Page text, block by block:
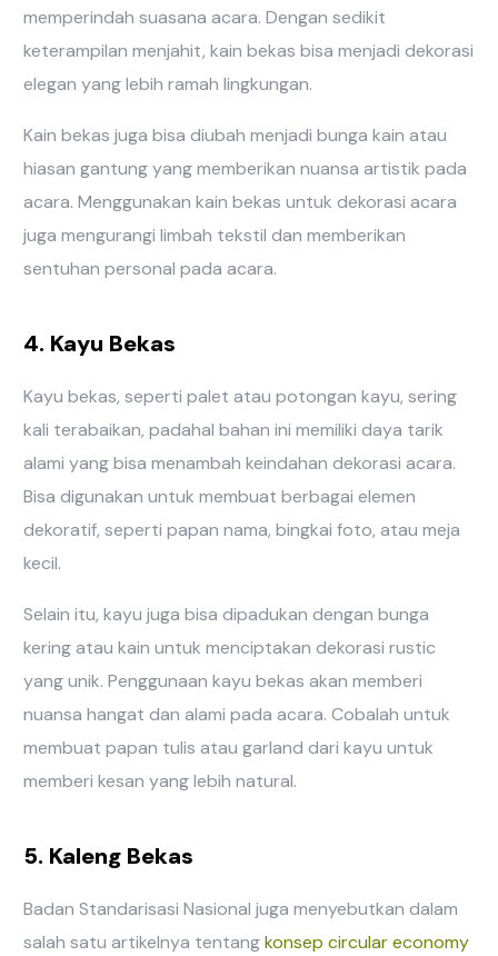
memperindah suasana acara. Dengan sedikit
keterampilan menjahit, kain bekas bisa menjadi dekorasi
elegan yang lebih ramah lingkungan.
Kain bekas juga bisa diubah menjadi bunga kain atau
hiasan gantung yang memberikan nuansa artistik pada
acara. Menggunakan kain bekas untuk dekorasi acara
juga mengurangi limbah tekstil dan memberikan
sentuhan personal pada acara.
4. Kayu Bekas
Kayu bekas, seperti palet atau potongan kayu, sering
kali terabaikan, padahal bahan ini memiliki daya tarik
alami yang bisa menambah keindahan dekorasi acara.
Bisa digunakan untuk membuat berbagai elemen
dekoratif, seperti papan nama, bingkai foto, atau meja
kecil.
Selain itu, kayu juga bisa dipadukan dengan bunga
kering atau kain untuk menciptakan dekorasi rustic
yang unik. Penggunaan kayu bekas akan memberi
nuansa hangat dan alami pada acara. Cobalah untuk
membuat papan tulis atau garland dari kayu untuk
memberi kesan yang lebih natural.
5. Kaleng Bekas
Badan Standarisasi Nasional juga menyebutkan dalam
salah satu artikelnya tentangkonsep circular economy